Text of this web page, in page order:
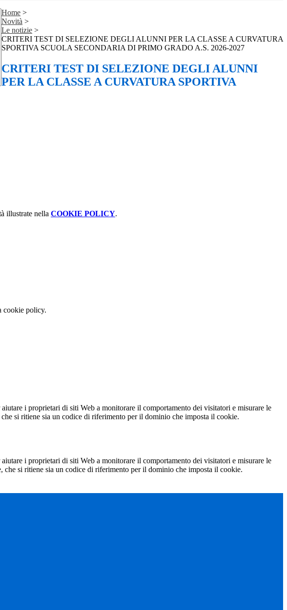
Home >
Novità >
Le notizie >
CRITERI TEST DI SELEZIONE DEGLI ALUNNI PER LA CLASSE A CURVATURA
SPORTIVA SCUOLA SECONDARIA DI PRIMO GRADO A.S. 2026-2027
CRITERI TEST DI SELEZIONE DEGLI ALUNNI
PER LA CLASSE A CURVATURA SPORTIVA
illustrate nella COOKIE POLICY.
cookie policy.
i proprietari di siti Web a monitorare il comportamento dei visitatori e misurare le
si ritiene sia un codice di riferimento per il dominio che imposta il cookie.
i proprietari di siti Web a monitorare il comportamento dei visitatori e misurare le
si ritiene sia un codice di riferimento per il dominio che imposta il cookie.